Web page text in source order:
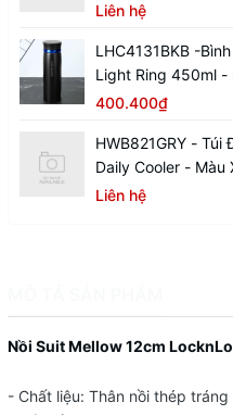
Liên hệ
LHC4131BKB -
Light Ring 450ml -
400.400₫
HWB821GRY -
Daily Cooler - Màu
Liên hệ
Nồi Suit Mellow 12cm
- Chất liệu: Thân nồi thép tráng